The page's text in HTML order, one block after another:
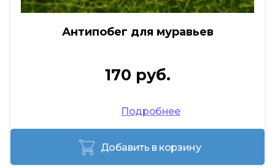
Антипобег для муравьев
170 руб.
Подробнее
Добавить в корзину